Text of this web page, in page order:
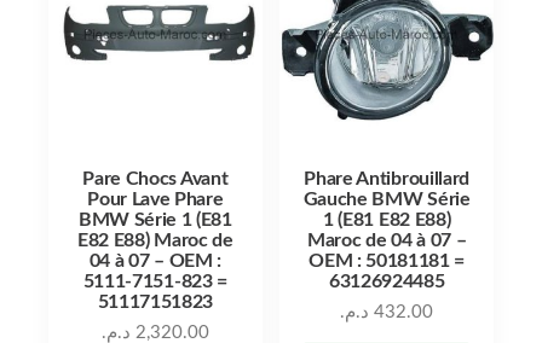
Pare Chocs Avant
Pour Lave Phare
BMW Série 1 (E81
E82 E88) Maroc de
04 à 07 – OEM :
5111-7151-823 =
51117151823
2,320.00 د.م.
Phare Antibrouillard
Gauche BMW Série
1 (E81 E82 E88)
Maroc de 04 à 07 –
OEM : 50181181 =
63126924485
432.00 د.م.